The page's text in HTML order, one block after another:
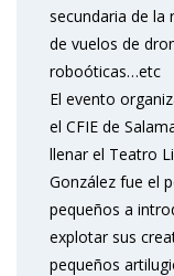
secundaria de la
de vuelos de
roboóticas…etc
El evento
el CFIE de
llenar el Teatro
González fue el
pequeños a
explotar sus
pequeños